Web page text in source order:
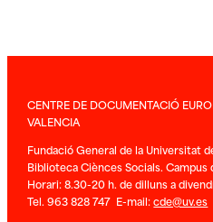
CENTRE DE DOCUMENTACIÓ
VALENCIA
Fundació General de la Universitat
Biblioteca Ciènces Socials. Campus
Horari: 8.30-20 h. de dilluns a
Tel. 963 828 747 E-mail:cde@uv.es